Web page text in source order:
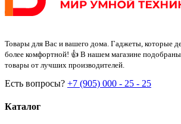
Товары для Вас и вашего дома. Гаджеты, которые
более комфортной! 👍 В нашем магазине подобраны
товары от лучших производителей.
Есть вопросы? +7 (905) 000 - 25 - 25
Каталог